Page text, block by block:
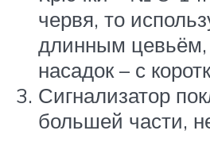
червя, то
длинным цевьём,
насадок – с
Сигнализатор
большей части,